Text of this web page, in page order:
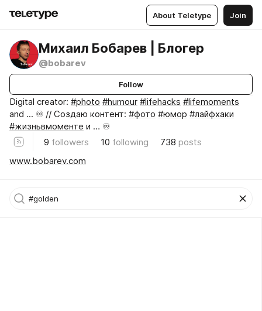
About Teletype Join
Михаил Бобарев | Блогер
@bobarev
Follow
Digital creator: #photo #humour #lifehacks #lifemoments
and ... ♾️ // Создаю контент: #фото #юмор #лайфхаки
#жизньвмоменте и … ♾️
9 followers 10 following 738 posts
www.bobarev.com